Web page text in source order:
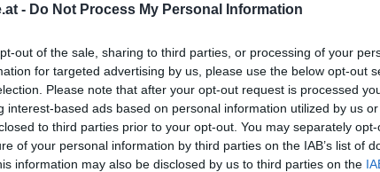
- Do Not Process My Personal Information
out of the sale, sharing to third parties, or processing of your
for targeted advertising by us, please use the below opt-out
Please note that after your opt-out request is processed
interest-based ads based on personal information utilized by us
to third parties prior to your opt-out. You may separately
of your personal information by third parties on the IAB’s list of
information may also be disclosed by us to third parties on the
Staubzucker cremig
Pfirsiche
mal die Gelatine